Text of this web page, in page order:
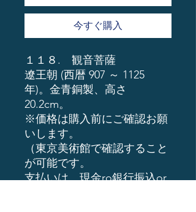
今すぐ購入
１１８. 観音菩薩
遼王朝 (西暦 907 ～ 1125
年)。金青銅製、高さ
20.2cm。
※価格は購入前にご確認お願
いします。
（東京美術館で確認すること
が可能です。
支払いは、現金ro銀行振込or